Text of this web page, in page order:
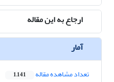
ارجاع به این مقاله
آمار
تعداد مشاهده مقاله 1,141